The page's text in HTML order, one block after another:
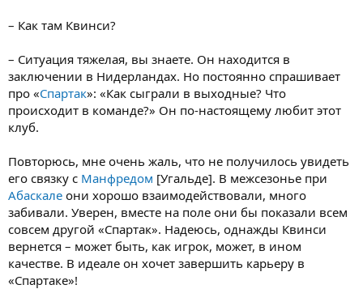
– Как там Квинси?
– Ситуация тяжелая, вы знаете. Он находится в
заключении в Нидерландах. Но постоянно спрашивает
про «Спартак»: «Как сыграли в выходные? Что
происходит в команде?» Он по-настоящему любит этот
клуб.
Повторюсь, мне очень жаль, что не получилось увидеть
его связку с Манфредом [Угальде]. В межсезонье при
Абаскале они хорошо взаимодействовали, много
забивали. Уверен, вместе на поле они бы показали всем
совсем другой «Спартак». Надеюсь, однажды Квинси
вернется – может быть, как игрок, может, в ином
качестве. В идеале он хочет завершить карьеру в
«Спартаке»!